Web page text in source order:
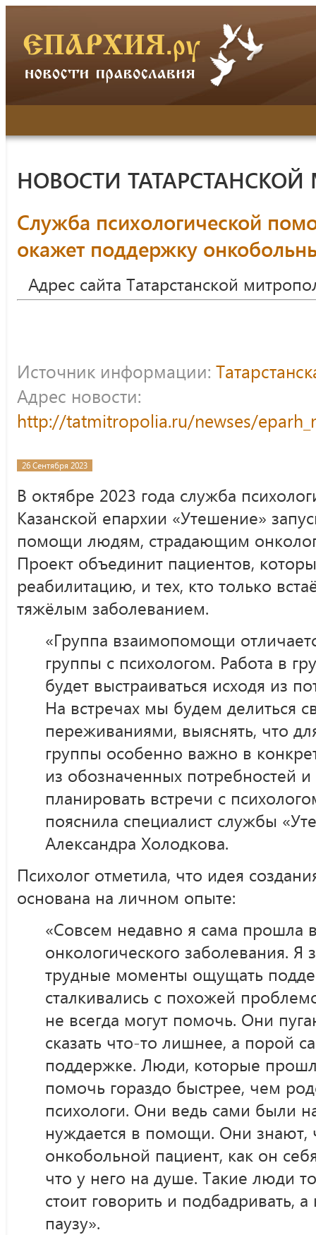
НОВОСТИ
Служба психологической
окажет поддержку
Адрес сайта Татарстанской
Источник информации:
Адрес новости:
http://tatmitropolia.ru/newses/
26 Сентября 2023
В октябре 2023 года служба
Казанской епархии «Утешение»
помощи людям, страдающим
Проект объединит пациентов,
реабилитацию, и тех, кто только
тяжёлым заболеванием.
«Группа взаимопомощи
группы с психологом. Работа в
будет выстраиваться исходя из
На встречах мы будем делиться
переживаниями, выяснять, что
группы особенно важно в
из обозначенных потребностей
планировать встречи с
пояснила специалист службы
Александра Холодкова.
Психолог отметила, что идея
основана на личном опыте:
«Совсем недавно я сама прошла
онкологического заболевания. Я
трудные моменты ощущать
сталкивались с похожей
не всегда могут помочь. Они
сказать что-то лишнее, а порой
поддержке. Люди, которые
помочь гораздо быстрее, чем
психологи. Они ведь сами были
нуждается в помощи. Они знают,
онкобольной пациент, как он
что у него на душе. Такие люди
стоит говорить и подбадривать,
паузу».